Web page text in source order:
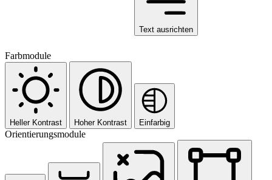
Text ausrichten
Farbmodule
Heller Kontrast Hoher Kontrast Einfarbig
Orientierungsmodule